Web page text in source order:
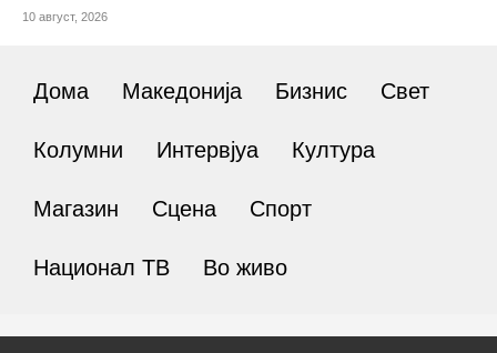
10 август, 2026
Дома Македонија Бизнис Свет
Колумни Интервјуа Култура
Магазин Сцена Спорт
Национал ТВ Во живо